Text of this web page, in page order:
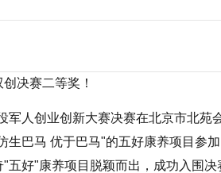
军人创业创新大赛决赛在北京市北苑
生巴马 优于巴马"的五好康养项目参
五好"康养项目脱颖而出，成功入围